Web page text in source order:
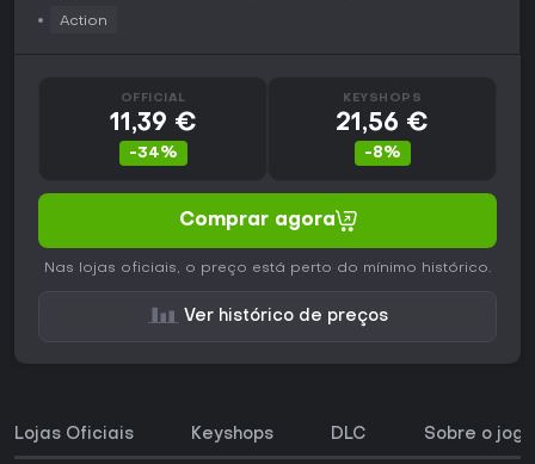
Action
OFFICIAL
11,39 €
-34%
KEYSHOPS
21,56 €
-8%
Comprar agora
Nas lojas oficiais, o preço está perto do mínimo histórico.
Ver histórico de preços
Lojas Oficiais Keyshops DLC Sobre o jogo